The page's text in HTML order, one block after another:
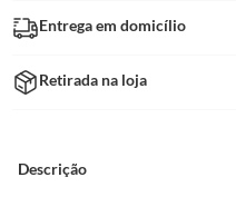
Entrega em domicílio
Retirada na loja
Descrição